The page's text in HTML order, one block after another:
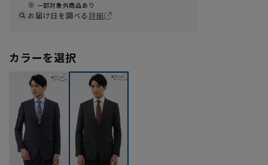
一部対象外商品あり
お届け日を調べる詳細
カラーを選択